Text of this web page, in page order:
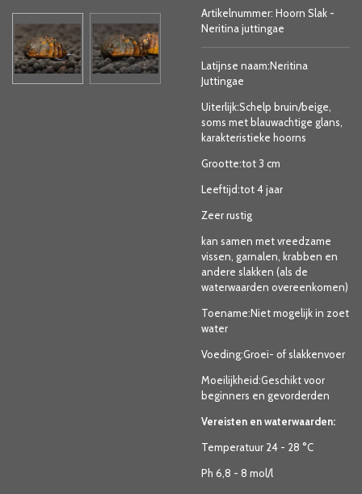
Artikelnummer: Hoorn Slak -
Neritina juttingae
Latijnse naam:Neritina
Juttingae
Uiterlijk:Schelp bruin/beige,
soms met blauwachtige glans,
karakteristieke hoorns
Grootte:tot 3 cm
Leeftijd:tot 4 jaar
Zeer rustig
kan samen met vreedzame
vissen, garnalen, krabben en
andere slakken (als de
waterwaarden overeenkomen)
Toename:Niet mogelijk in zoet
water
Voeding:Groei- of slakkenvoer
Moeilijkheid:Geschikt voor
beginners en gevorderden
Vereisten en waterwaarden:
Temperatuur 24 - 28 °C
Ph 6,8 - 8 mol/l